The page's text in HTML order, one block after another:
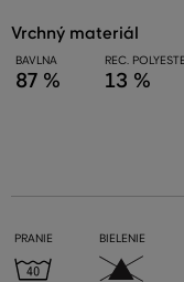
vrchný materiál
BAVLNA
87 %
REC.
13 %
PRANIE BIELENIE